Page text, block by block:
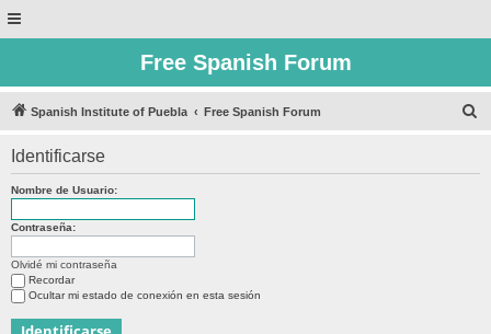
Free Spanish Forum
Spanish Institute of Puebla Free Spanish Forum
Identificarse
Nombre de Usuario:
Contraseña:
Olvidé mi contraseña
Recordar
Ocultar mi estado de conexión en esta sesión